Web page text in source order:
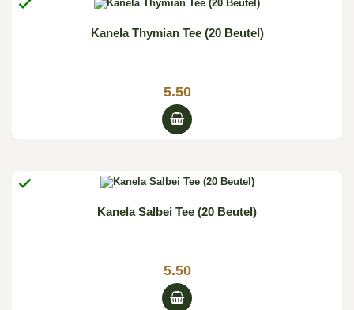

Kanela Thymian Tee (20 Beutel)
5.50

Kanela Salbei Tee (20 Beutel)
5.50